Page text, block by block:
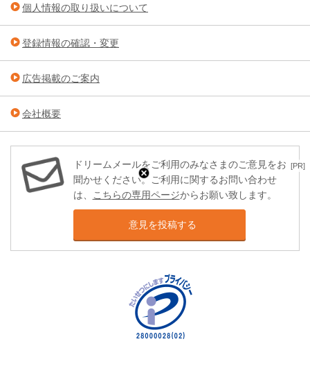
[PR]
個人情報の取り扱いについて
登録情報の確認・変更
広告掲載のご案内
会社概要
ドリームメールをご利用のみなさまのご意見をお
聞かせください。ご利用に関するお問い合わせ
は、
こちらの専用ページからお願い致します。
意見を投稿する